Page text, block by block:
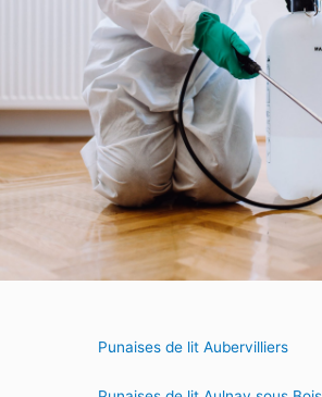
Punaises de lit Aubervilliers